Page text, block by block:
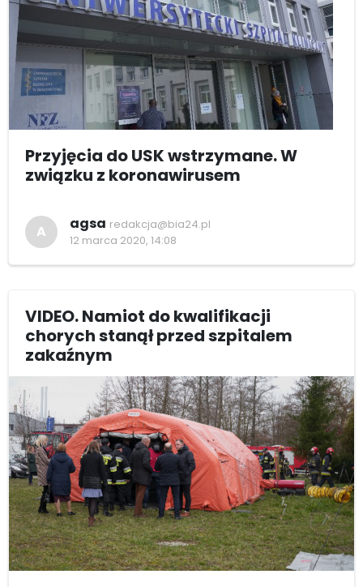
Przyjęcia do USK wstrzymane. W
związku z koronawirusem
A agsa redakcja@bia24.pl
12 marca 2020, 14:08
VIDEO. Namiot do kwalifikacji
chorych stanął przed szpitalem
zakaźnym